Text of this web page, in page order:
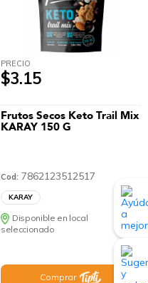
PRECIO
$3.15
Frutos Secos Keto Trail Mix
KARAY 150 G
Cod: 7862123512517
KARAY
Disponible en local
seleccionado
Comprar